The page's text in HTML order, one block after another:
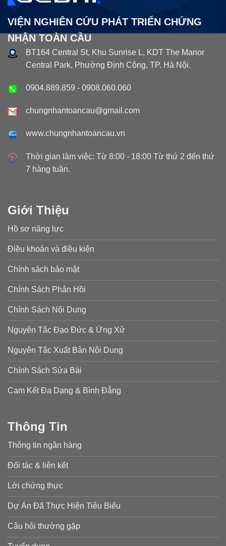
VIỆN NGHIÊN CỨU PHÁT TRIỂN CHỨNG
NHẬN TOÀN CẦU
BT164 Central St, Khu Sunrise L, KDT The Manor
Central Park, Phường Định Công, TP. Hà Nội.
0904.889.859 - 0908.060.060
chungnhantoancau@gmail.com
www.chungnhantoancau.vn
Thời gian làm việc: Từ 8:00 - 18:00 Từ thứ 2 đến thứ
7 hàng tuần.
Giới Thiệu
Hồ sơ năng lực
Điều khoản và điều kiện
Chính sách bảo mật
Chính Sách Phản Hồi
Chính Sách Nội Dung
Nguyên Tắc Đạo Đức & Ứng Xử
Nguyên Tắc Xuất Bản Nội Dung
Chính Sách Sửa Bài
Cam Kết Đa Dạng & Bình Đẳng
Thông Tin
Thông tin ngân hàng
Đối tác & liên kết
Lời chứng thực
Dự Án Đã Thực Hiện Tiêu Biểu
Câu hỏi thường gặp